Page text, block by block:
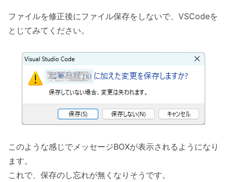
ファイルを修正後にファイル保存をしないで、VSCodeを
とじてみてください。
このような感じでメッセージBOXが表示されるようになり
ます。
これで、保存のし忘れが無くなりそうです。